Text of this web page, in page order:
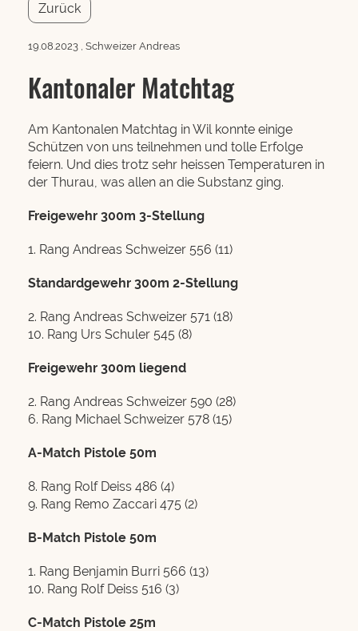
Zurück
19.08.2023 , Schweizer Andreas
Kantonaler Matchtag
Am Kantonalen Matchtag in Wil konnte einige
Schützen von uns teilnehmen und tolle Erfolge
feiern. Und dies trotz sehr heissen Temperaturen in
der Thurau, was allen an die Substanz ging.
Freigewehr 300m 3-Stellung
1. Rang Andreas Schweizer 556 (11)
Standardgewehr 300m 2-Stellung
2. Rang Andreas Schweizer 571 (18)
10. Rang Urs Schuler 545 (8)
Freigewehr 300m liegend
2. Rang Andreas Schweizer 590 (28)
6. Rang Michael Schweizer 578 (15)
A-Match Pistole 50m
8. Rang Rolf Deiss 486 (4)
9. Rang Remo Zaccari 475 (2)
B-Match Pistole 50m
1. Rang Benjamin Burri 566 (13)
10. Rang Rolf Deiss 516 (3)
C-Match Pistole 25m